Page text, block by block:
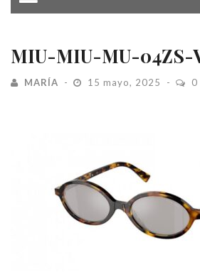
MIU-MIU-MU-04ZS-
MARÍA 15 mayo, 2025 0